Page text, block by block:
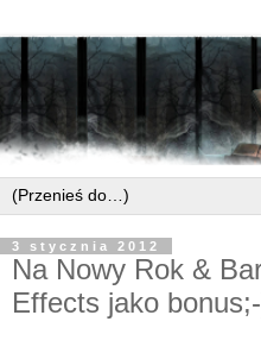
3 stycznia 2012
Na Nowy Rok &
Effects jako